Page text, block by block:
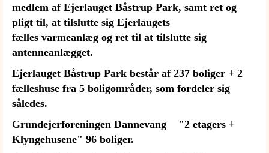
medlem af Ejerlauget Båstrup Park, samt ret og
pligt til, at tilslutte sig Ejerlaugets
fælles varmeanlæg og ret til at tilslutte sig
antenneanlægget.
Ejerlauget Båstrup Park består af 237 boliger + 2
fælleshuse fra 5 boligområder, som fordeler sig
således.
Grundejerforeningen Dannevang "2 etagers +
Klyngehusene" 96 boliger.